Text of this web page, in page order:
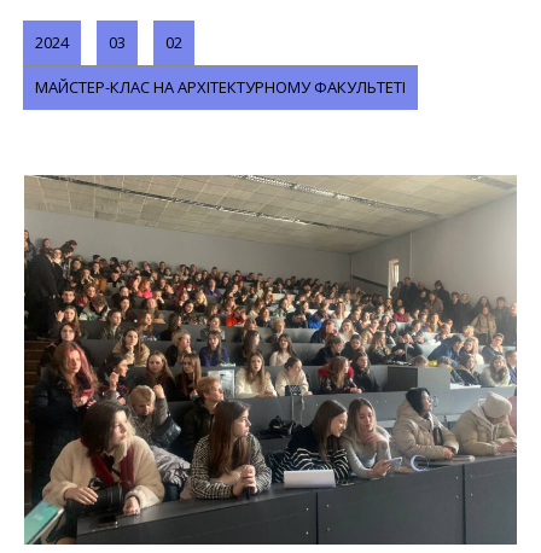
2024 03 02
МАЙСТЕР-КЛАС НА АРХІТЕКТУРНОМУ ФАКУЛЬТЕТІ